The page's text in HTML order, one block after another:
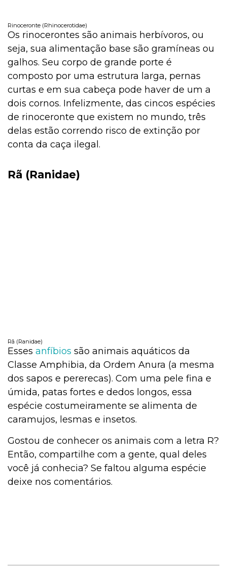
Rinoceronte (Rhinocerotidae)
Os rinocerontes são animais herbívoros, ou
seja, sua alimentação base são gramíneas ou
galhos. Seu corpo de grande porte é
composto por uma estrutura larga, pernas
curtas e em sua cabeça pode haver de um a
dois cornos. Infelizmente, das cincos espécies
de rinoceronte que existem no mundo, três
delas estão correndo risco de extinção por
conta da caça ilegal.
Rã (Ranidae)
Rã (Ranidae)
Esses anfíbios são animais aquáticos da
Classe Amphibia, da Ordem Anura (a mesma
dos sapos e pererecas). Com uma pele fina e
úmida, patas fortes e dedos longos, essa
espécie costumeiramente se alimenta de
caramujos, lesmas e insetos.
Gostou de conhecer os animais com a letra R?
Então, compartilhe com a gente, qual deles
você já conhecia? Se faltou alguma espécie
deixe nos comentários.